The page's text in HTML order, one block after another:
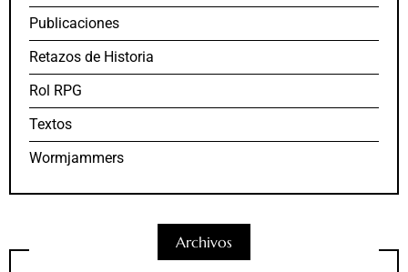
Publicaciones
Retazos de Historia
Rol RPG
Textos
Wormjammers
Archivos